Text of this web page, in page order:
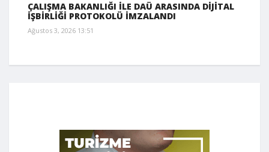
ÇALIŞMA BAKANLIĞI İLE DAÜ ARASINDA DİJİTAL
İŞBİRLİĞİ PROTOKOLÜ İMZALANDI
Ağustos 3, 2026 13:51